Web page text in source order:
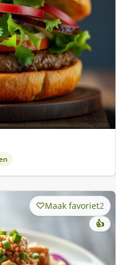
Maak favoriet2
👍